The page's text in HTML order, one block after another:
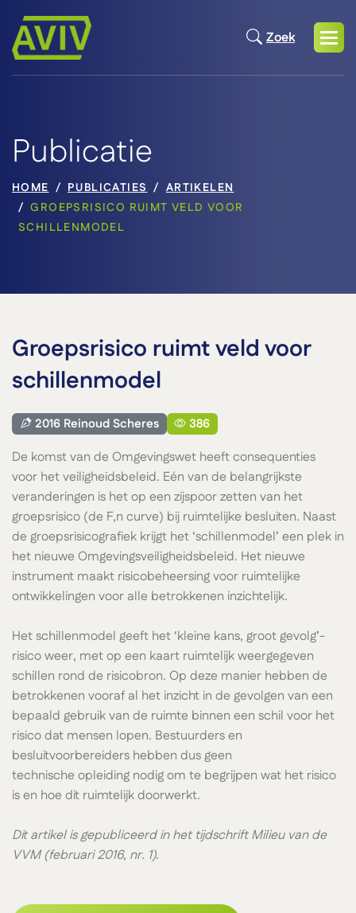
Zoek
Publicatie
HOME PUBLICATIES
ARTIKELEN
GROEPSRISICO RUIMT VELD VOOR
SCHILLENMODEL
Groepsrisico ruimt veld voor
schillenmodel
2016 Reinoud Scheres 386
De komst van de Omgevingswet heeft consequenties
voor het veiligheidsbeleid. Eén van de belangrijkste
veranderingen is het op een zijspoor zetten van het
groepsrisico (de F,n curve) bij ruimtelijke besluiten. Naast
de groepsrisicografiek krijgt het ‘schillenmodel’ een plek in
het nieuwe Omgevingsveiligheidsbeleid. Het nieuwe
instrument maakt risicobeheersing voor ruimtelijke
ontwikkelingen voor alle betrokkenen inzichtelijk.
Het schillenmodel geeft het ‘kleine kans, groot gevolg’-
risico weer, met op een kaart ruimtelijk weergegeven
schillen rond de risicobron. Op deze manier hebben de
betrokkenen vooraf al het inzicht in de gevolgen van een
bepaald gebruik van de ruimte binnen een schil voor het
risico dat mensen lopen. Bestuurders en
besluitvoorbereiders hebben dus geen
technische opleiding nodig om te begrijpen wat het risico
is en hoe dit ruimtelijk doorwerkt.
Dit artikel is gepubliceerd in het tijdschrift Milieu van de
VVM (februari 2016, nr. 1).